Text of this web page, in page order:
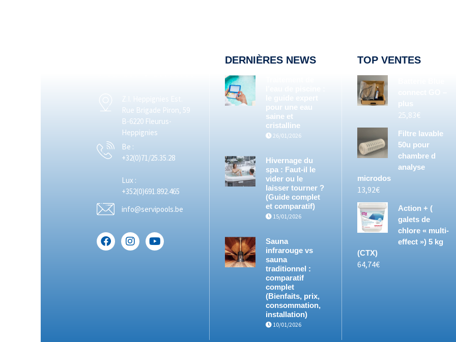
Rue Brigade Piron, 59
B-6220 Fleurus-
Heppignies
Be :
+32(0)71/25.35.28
Lux :
+352(0)691.892.465
info@servipools.be
DERNIÈRES NEWS
pour une eau
saine et
cristalline
26/01/2026
Hivernage du
spa : Faut-il le
vider ou le
laisser tourner ?
(Guide complet
et comparatif)
15/01/2026
Sauna
infrarouge vs
sauna
traditionnel :
comparatif
complet
(Bienfaits, prix,
consommation,
installation)
10/01/2026
TOP VENTES
plus
25,83€
Filtre lavable
50u pour
chambre d
analyse
microdos
13,92€
Action + (
galets de
chlore « multi-
effect ») 5 kg
(CTX)
64,74€